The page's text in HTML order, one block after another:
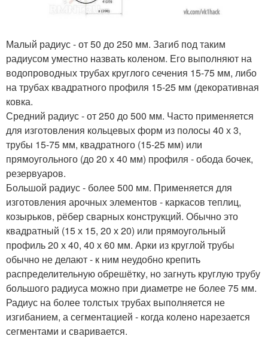
Малый радиус - от 50 до 250 мм. Загиб под таким
радиусом уместно назвать коленом. Его выполняют на
водопроводных трубах круглого сечения 15-75 мм, либо
на трубах квадратного профиля 15-25 мм (декоративная
ковка.
Средний радиус - от 250 до 500 мм. Часто применяется
для изготовления кольцевых форм из полосы 40 х 3,
трубы 15-75 мм, квадратного (15-25 мм) или
прямоугольного (до 20 х 40 мм) профиля - обода бочек,
резервуаров.
Большой радиус - более 500 мм. Применяется для
изготовления арочных элементов - каркасов теплиц,
козырьков, рёбер сварных конструкций. Обычно это
квадратный (15 х 15, 20 х 20) или прямоугольный
профиль 20 х 40, 40 х 60 мм. Арки из круглой трубы
обычно не делают - к ним неудобно крепить
распределительную обрешётку, но загнуть круглую трубу
большого радиуса можно при диаметре не более 75 мм.
Радиус на более толстых трубах выполняется не
изгибанием, а сегментацией - когда колено нарезается
сегментами и сваривается.